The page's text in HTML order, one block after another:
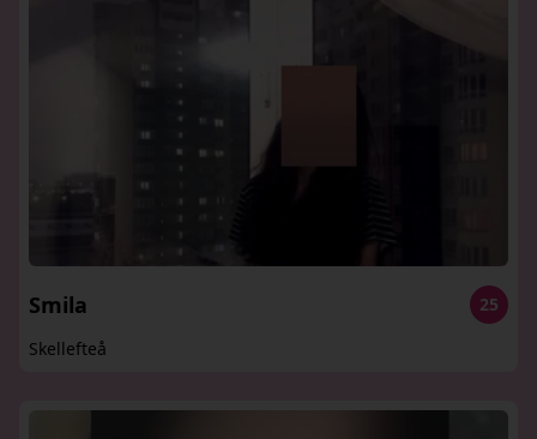
Smila
25
Skellefteå